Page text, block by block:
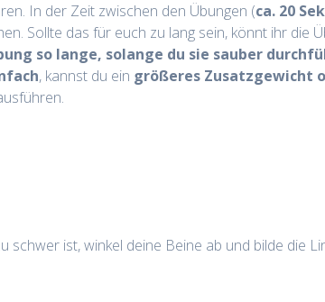
In der Zeit zwischen den Übungen (ca. 20
Sollte das für euch zu lang sein, könnt ihr die
so lange, solange du sie sauber
, kannst du ein größeres Zusatzgewicht
ist, winkel deine Beine ab und bilde die